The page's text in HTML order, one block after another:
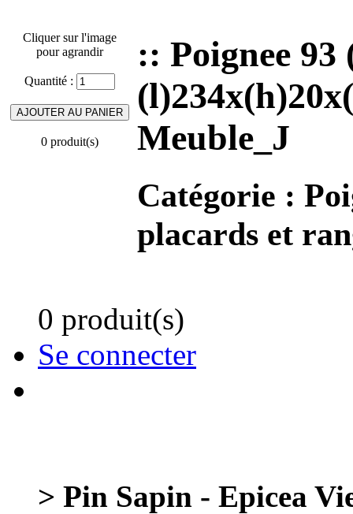
Cliquer sur l'image
pour agrandir
Quantité :
0 produit(s)
:: Poignee
Meuble_J
Catégorie :
placards et
0 produit(s)
Se connecter
> Pin Sapin - Epicea